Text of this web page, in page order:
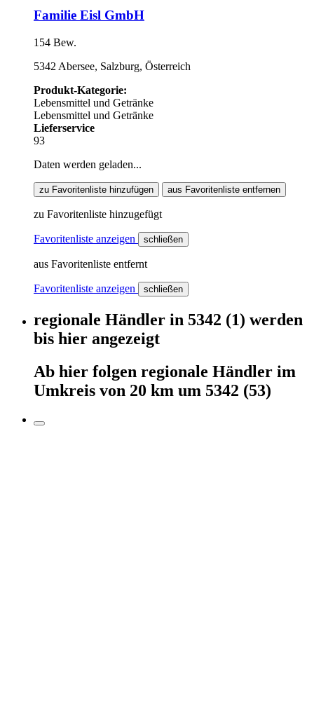
Familie Eisl GmbH
154 Bew.
5342 Abersee, Salzburg, Österreich
Produkt-Kategorie:
Lebensmittel und Getränke
Lebensmittel und Getränke
Lieferservice
93
Daten werden geladen...
zu Favoritenliste hinzufügen aus Favoritenliste entfernen
zu Favoritenliste hinzugefügt
Favoritenliste anzeigen schließen
aus Favoritenliste entfernt
Favoritenliste anzeigen schließen
regionale Händler in 5342 (1) werden
bis hier angezeigt
Ab hier folgen regionale Händler im
Umkreis von 20 km um 5342 (53)